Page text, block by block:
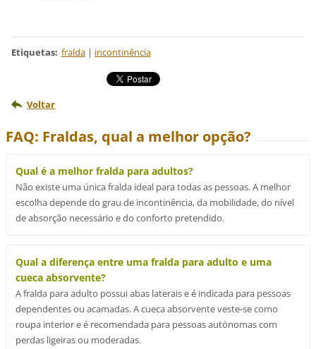
Etiquetas: fralda | incontinência
Voltar
FAQ: Fraldas, qual a melhor opção?
Qual é a melhor fralda para adultos?
Não existe uma única fralda ideal para todas as pessoas. A melhor
escolha depende do grau de incontinência, da mobilidade, do nível
de absorção necessário e do conforto pretendido.
Qual a diferença entre uma fralda para adulto e uma
cueca absorvente?
A fralda para adulto possui abas laterais e é indicada para pessoas
dependentes ou acamadas. A cueca absorvente veste-se como
roupa interior e é recomendada para pessoas autónomas com
perdas ligeiras ou moderadas.